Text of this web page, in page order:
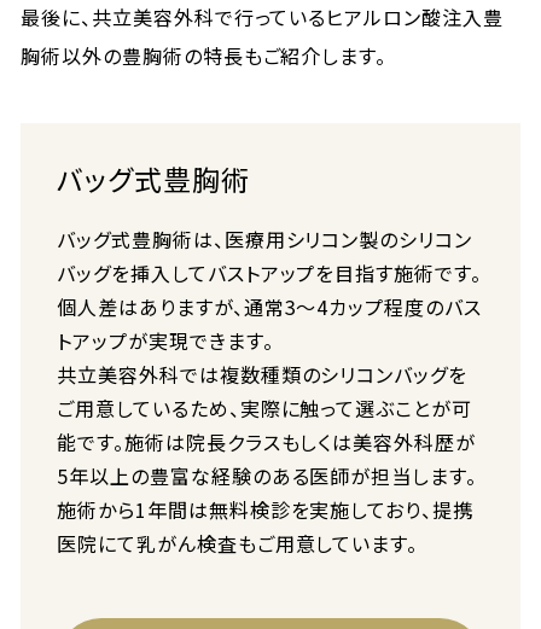
最後に、共立美容外科で行っているヒアルロン酸注入豊
胸術以外の豊胸術の特長もご紹介します。
バッグ式豊胸術
バッグ式豊胸術は、医療用シリコン製のシリコン
バッグを挿入してバストアップを目指す施術です。
個人差はありますが、通常3〜4カップ程度のバス
トアップが実現できます。
共立美容外科では複数種類のシリコンバッグを
ご用意しているため、実際に触って選ぶことが可
能です。施術は院長クラスもしくは美容外科歴が
5年以上の豊富な経験のある医師が担当します。
施術から1年間は無料検診を実施しており、提携
医院にて乳がん検査もご用意しています。